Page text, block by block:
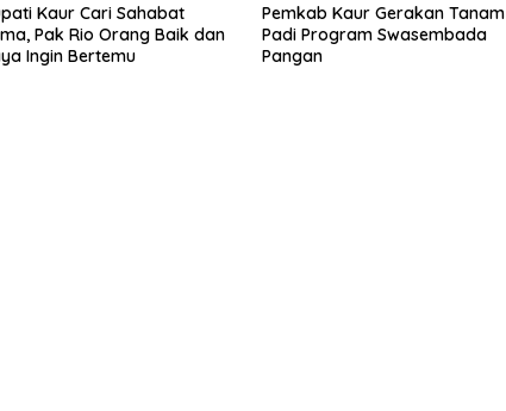
Kaur Cari Sahabat
Pak Rio Orang Baik dan
Ingin Bertemu
Pemkab Kaur Gerakan Tanam
Padi Program Swasembada
Pangan